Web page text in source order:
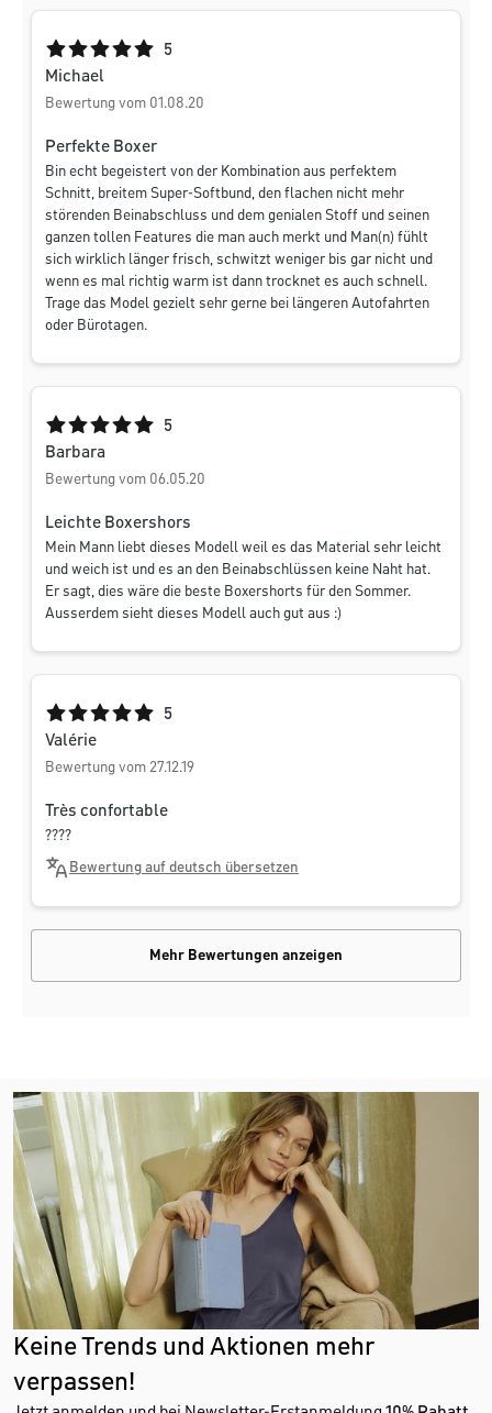
Durchschnittliche Bewertung von 5 von 5 Sternen
5
Michael
Bewertung vom 01.08.20
Perfekte Boxer
Bin echt begeistert von der Kombination aus perfektem
Schnitt, breitem Super-Softbund, den flachen nicht mehr
störenden Beinabschluss und dem genialen Stoff und seinen
ganzen tollen Features die man auch merkt und Man(n) fühlt
sich wirklich länger frisch, schwitzt weniger bis gar nicht und
wenn es mal richtig warm ist dann trocknet es auch schnell.
Trage das Model gezielt sehr gerne bei längeren Autofahrten
oder Bürotagen.
Durchschnittliche Bewertung von 5 von 5 Sternen
5
Barbara
Bewertung vom 06.05.20
Leichte Boxershors
Mein Mann liebt dieses Modell weil es das Material sehr leicht
und weich ist und es an den Beinabschlüssen keine Naht hat.
Er sagt, dies wäre die beste Boxershorts für den Sommer.
Ausserdem sieht dieses Modell auch gut aus :)
Durchschnittliche Bewertung von 5 von 5 Sternen
5
Valérie
Bewertung vom 27.12.19
Très confortable
????
Bewertung auf deutsch übersetzen
Mehr Bewertungen anzeigen
Keine Trends und Aktionen mehr
verpassen!